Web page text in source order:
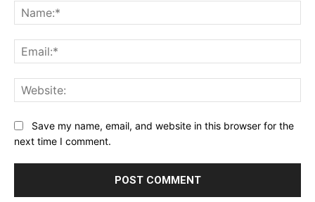
Save my name, email, and website in this browser for the
next time I comment.